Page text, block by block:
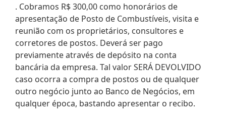
. Cobramos R$ 300,00 como honorários de
apresentação de Posto de Combustíveis, visita e
reunião com os proprietários, consultores e
corretores de postos. Deverá ser pago
previamente através de depósito na conta
bancária da empresa. Tal valor SERÁ DEVOLVIDO
caso ocorra a compra de postos ou de qualquer
outro negócio junto ao Banco de Negócios, em
qualquer época, bastando apresentar o recibo.